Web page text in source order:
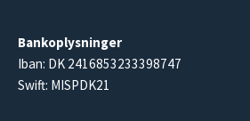
Bankoplysninger
Iban: DK 2416853233398747
Swift: MISPDK21